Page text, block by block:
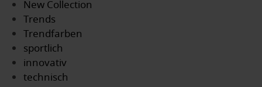
New Collection
Trends
Trendfarben
sportlich
innovativ
technisch